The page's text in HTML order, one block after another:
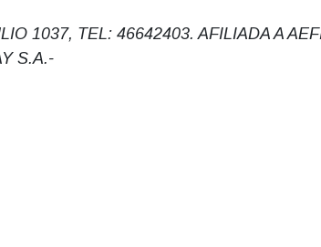
1037, TEL: 46642403. AFILIADA A
S.A.-